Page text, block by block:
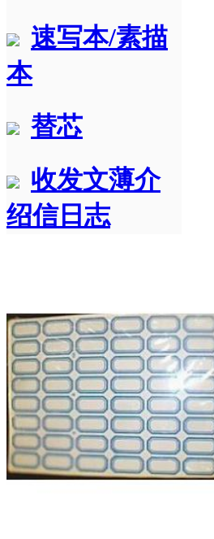
速写本/素描
本
替芯
收发文薄介
绍信日志